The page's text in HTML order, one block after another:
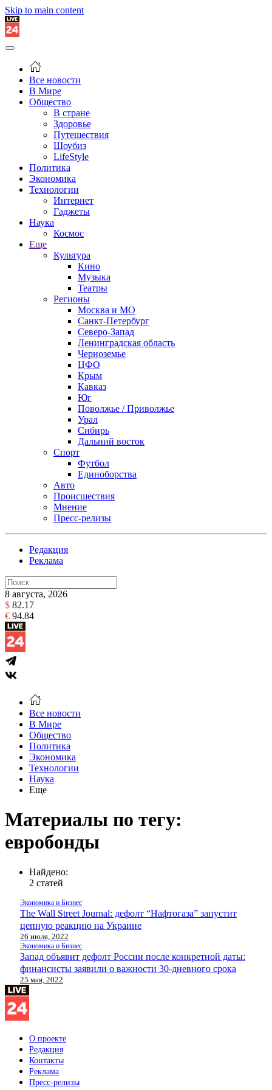
Skip to main content
Все новости
В Мире
Общество
В стране
Здоровье
Путешествия
Шоубиз
LifeStyle
Политика
Экономика
Технологии
Интернет
Гаджеты
Наука
Космос
Еще
Культура
Кино
Музыка
Театры
Регионы
Москва и МО
Санкт-Петербург
Северо-Запад
Ленинградская область
Черноземье
ЦФО
Крым
Кавказ
Юг
Поволжье / Приволжье
Урал
Сибирь
Дальний восток
Спорт
Футбол
Единоборства
Авто
Происшествия
Мнение
Пресс-релизы
Редакция
Реклама
8 августа, 2026
$ 82.17
€ 94.84
Все новости
В Мире
Общество
Политика
Экономика
Технологии
Наука
Еще
Материалы по тегу:
евробонды
Найдено:
2 статей
Экономика и Бизнес
The Wall Street Journal: дефолт “Нафтогаза” запустит
цепную реакцию на Украине
26 июля, 2022
Экономика и Бизнес
Запад объявит дефолт России после конкретной даты:
финансисты заявили о важности 30-дневного срока
25 мая, 2022
О проекте
Редакция
Контакты
Реклама
Пресс-релизы